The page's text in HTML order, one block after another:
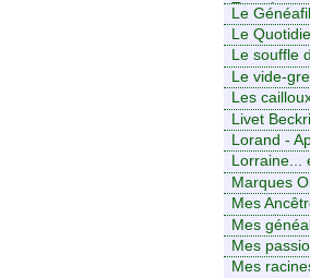
Touraine -
Le Généafil
Le
Le souffle
Le vide-
Les
Livet
généalogie
Lorand -
Lorraine...
Marques
Moselle et
Mes
mes aïeux
Mes
Mes
et Tir à
Mes